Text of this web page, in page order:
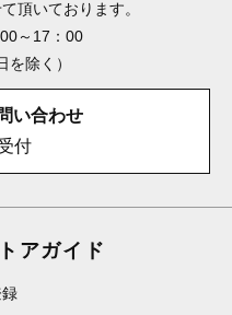
頂いております。
～17：00
を除く）
い合わせ
付
アガイド